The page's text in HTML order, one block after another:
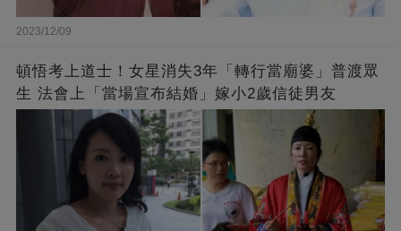
2023/12/09
頓悟考上道士！女星消失3年「轉行當廟婆」普渡眾
生 法會上「當場宣布結婚」嫁小2歲信徒男友